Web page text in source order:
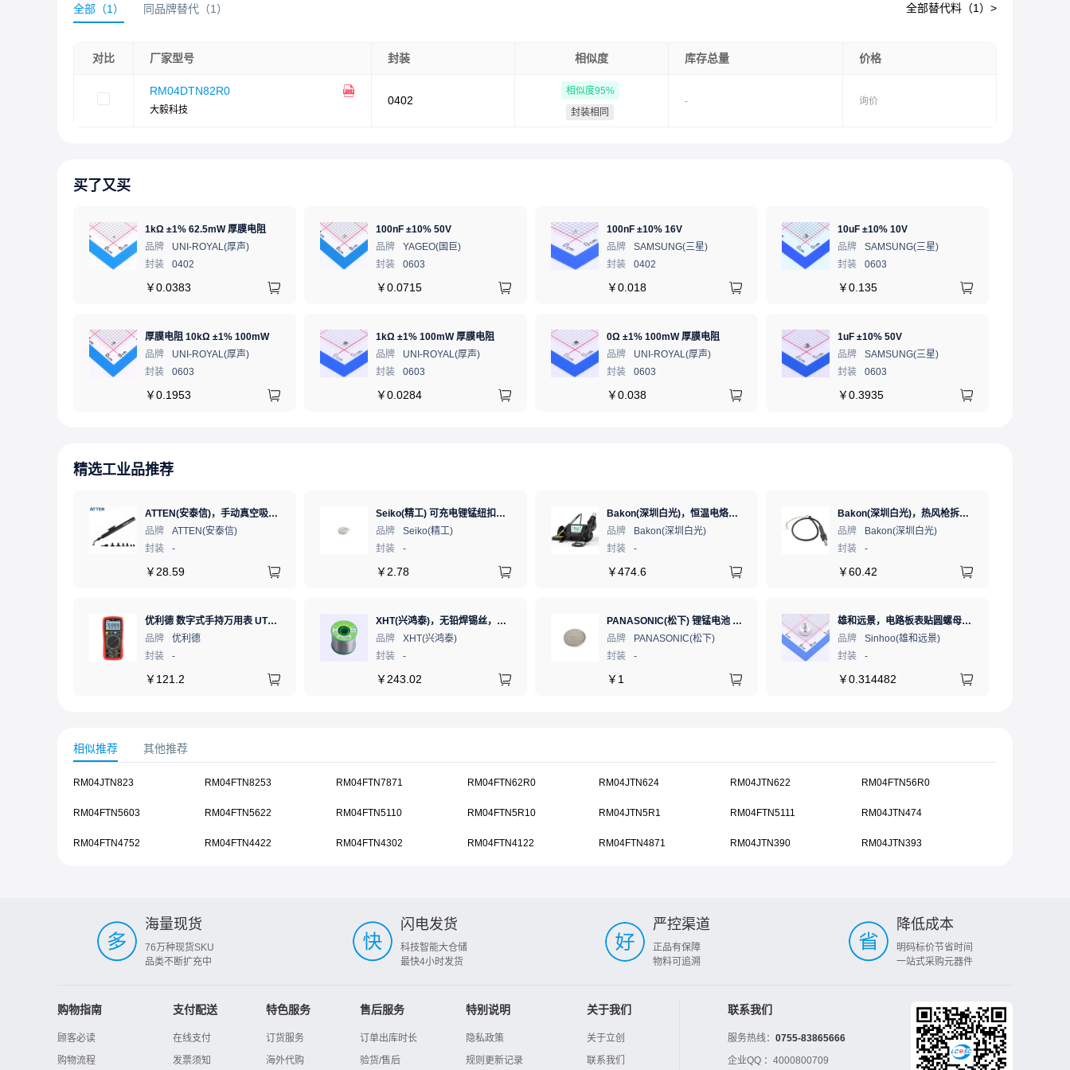
全部 （1） 同品牌替代 （1 ） 全部替代料（1）>
对比 厂家型号 封装 相似度 库存总量 价格
RM04DTN82R0
大毅科技
0402
相似度95%
封装相同
- 询价
买了又买
1kΩ ±1% 62.5mW 厚膜电阻
品牌
UNI-ROYAL(厚声)
封装
0402
￥0.0383
100nF ±10% 50V
品牌
YAGEO(国巨)
封装
0603
￥0.0715
100nF ±10% 16V
品牌
SAMSUNG(三星)
封装
0402
￥0.018
10uF ±10% 10V
品牌
SAMSUNG(三星)
封装
0603
￥0.135
厚膜电阻 10kΩ ±1% 100mW
品牌
UNI-ROYAL(厚声)
封装
0603
￥0.1953
1kΩ ±1% 100mW 厚膜电阻
品牌
UNI-ROYAL(厚声)
封装
0603
￥0.0284
0Ω ±1% 100mW 厚膜电阻
品牌
UNI-ROYAL(厚声)
封装
0603
￥0.038
1uF ±10% 50V
品牌
SAMSUNG(三星)
封装
0603
￥0.3935
精选工业品推荐
ATTEN(安泰信)，手动真空吸笔，AT-B778
品牌
ATTEN(安泰信)
封装
-
￥ 28.59
Seiko(精工) 可充电锂锰纽扣电池 3V 5.5mAh 1个
品牌
Seiko(精工)
封装
-
￥ 2.78
Bakon(深圳白光)，恒温电烙铁热风枪二合一数显可调温大功率无铅拆焊台，BK881（新老款交替发货）
品牌
Bakon(深圳白光)
封装
-
￥474.6
Bakon(深圳白光)，热风枪拆焊台手柄全系列，拆焊台手柄(联合蓝)，HF850D-853B
品牌
Bakon(深圳白光)
封装
-
￥60.42
优利德 数字式手持万用表 UT890C NCV;三极管测试;二极管测试;火线辨别;真有效值;通断测试
品牌
优利德
封装
-
￥ 121.2
XHT(兴鸿泰)，无铅焊锡丝，Sn99,3Cu0.7 Ф0.8mm 500G，环保锡线，免洗焊锡丝/锡线,1卷（含松香）
品牌
XHT(兴鸿泰)
封装
-
￥ 243.02
PANASONIC(松下) 锂锰电池 3V 225mAh 1个
品牌
PANASONIC(松下)
封装
-
￥ 1
雄和远景，电路板表贴圆螺母柱，M3Xφ5.56X3+1.53，铜镀锡，编带装
品牌
Sinhoo(雄和远景)
封装
-
￥0.314482
相似推荐 其他推荐
RM04JTN823 RM04FTN8253 RM04FTN7871 RM04FTN62R0 RM04JTN624 RM04JTN622 RM04FTN56R0
RM04FTN5603 RM04FTN5622 RM04FTN5110 RM04FTN5R10 RM04JTN5R1 RM04FTN5111 RM04JTN474
RM04FTN4752 RM04FTN4422 RM04FTN4302 RM04FTN4122 RM04FTN4871 RM04JTN390 RM04JTN393
海量现货
76万种现货SKU
品类不断扩充中
闪电发货
科技智能大仓储
最快4小时发货
严控渠道
正品有保障
物料可追溯
降低成本
明码标价节省时间
一站式采购元器件
购物指南
顾客必读
购物流程
支付配送
在线支付
发票须知
特色服务
订货服务
海外代购
售后服务
订单出库时长
验货/售后
特别说明
隐私政策
规则更新记录
关于我们
关于立创
联系我们
联系我们
服务热线： 0755-83865666
企业QQ ： 4000800709